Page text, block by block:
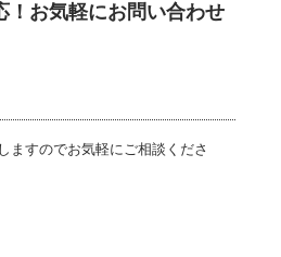
！お気軽にお問い合わせ
ますのでお気軽にご相談くださ